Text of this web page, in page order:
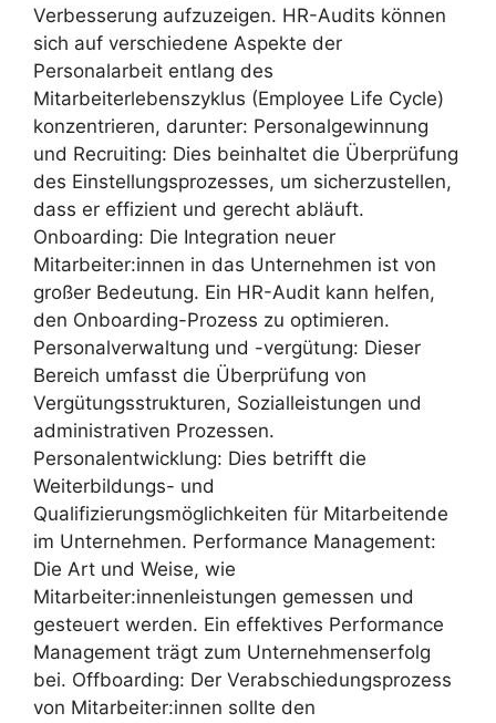
Verbesserung aufzuzeigen. HR-Audits können
sich auf verschiedene Aspekte der
Personalarbeit entlang des
Mitarbeiterlebenszyklus (Employee Life Cycle)
konzentrieren, darunter: Personalgewinnung
und Recruiting: Dies beinhaltet die Überprüfung
des Einstellungsprozesses, um sicherzustellen,
dass er effizient und gerecht abläuft.
Onboarding: Die Integration neuer
Mitarbeiter:innen in das Unternehmen ist von
großer Bedeutung. Ein HR-Audit kann helfen,
den Onboarding-Prozess zu optimieren.
Personalverwaltung und -vergütung: Dieser
Bereich umfasst die Überprüfung von
Vergütungsstrukturen, Sozialleistungen und
administrativen Prozessen.
Personalentwicklung: Dies betrifft die
Weiterbildungs- und
Qualifizierungsmöglichkeiten für Mitarbeitende
im Unternehmen. Performance Management:
Die Art und Weise, wie
Mitarbeiter:innenleistungen gemessen und
gesteuert werden. Ein effektives Performance
Management trägt zum Unternehmenserfolg
bei. Offboarding: Der Verabschiedungsprozess
von Mitarbeiter:innen sollte den